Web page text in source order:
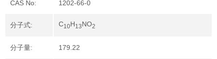
CAS No: 1202-66-0
分子式: C10H13NO2
分子量: 179.22